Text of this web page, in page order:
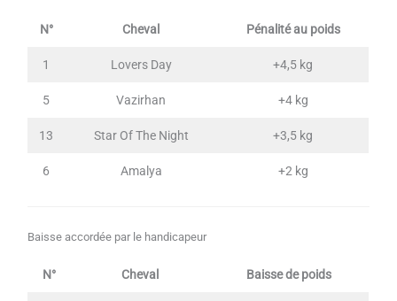
N° Cheval Pénalité au poids
1 Lovers Day +4,5 kg
5 Vazirhan +4 kg
13 Star Of The Night +3,5 kg
6 Amalya +2 kg
Baisse accordée par le handicapeur
N° Cheval Baisse de poids